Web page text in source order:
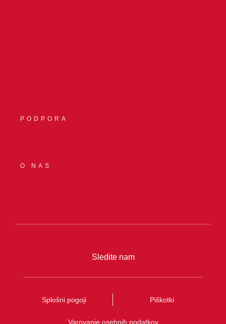
PODPORA
O NAS
Sledite nam
Splošni pogoji Piškotki
Varovanje osebnih podatkov